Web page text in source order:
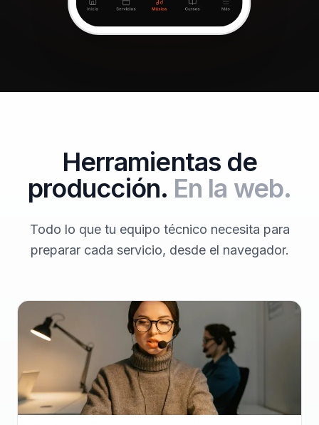
Herramientas de
producción. En la web.
Todo lo que tu equipo técnico necesita para
preparar cada servicio, desde el navegador.